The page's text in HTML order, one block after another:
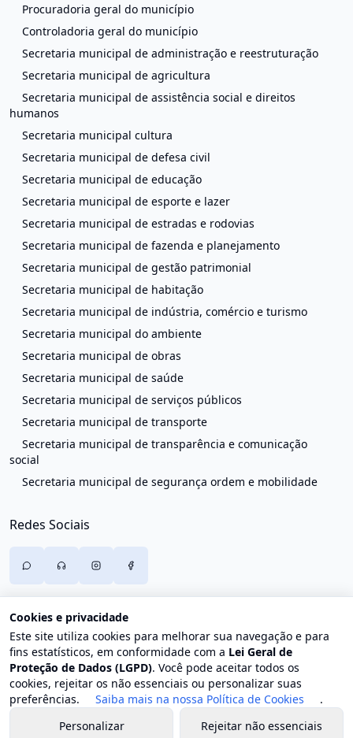
Procuradoria geral do município
Controladoria geral do município
Secretaria municipal de administração e reestruturação
Secretaria municipal de agricultura
Secretaria municipal de assistência social e direitos
humanos
Secretaria municipal cultura
Secretaria municipal de defesa civil
Secretaria municipal de educação
Secretaria municipal de esporte e lazer
Secretaria municipal de estradas e rodovias
Secretaria municipal de fazenda e planejamento
Secretaria municipal de gestão patrimonial
Secretaria municipal de habitação
Secretaria municipal de indústria, comércio e turismo
Secretaria municipal do ambiente
Secretaria municipal de obras
Secretaria municipal de saúde
Secretaria municipal de serviços públicos
Secretaria municipal de transporte
Secretaria municipal de transparência e comunicação
social
Secretaria municipal de segurança ordem e mobilidade
Redes Sociais
Cookies e privacidade
Este site utiliza cookies para melhorar sua navegação e para
fins estatísticos, em conformidade com a Lei Geral de
Proteção de Dados (LGPD). Você pode aceitar todos os
cookies, rejeitar os não essenciais ou personalizar suas
preferências.
Saiba mais na nossa Política de Cookies
.
Personalizar
Rejeitar não essenciais